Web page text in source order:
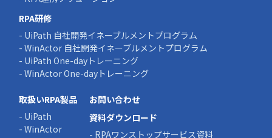
RPA研修
- UiPath 自社開発イネーブルメントプログラム
- WinActor 自社開発イネーブルメントプログラム
- UiPath One-dayトレーニング
- WinActor One-dayトレーニング
取扱いRPA製品
- UiPath
- WinActor
お問い合わせ
資料ダウンロード
- RPAワンストップサービス資料